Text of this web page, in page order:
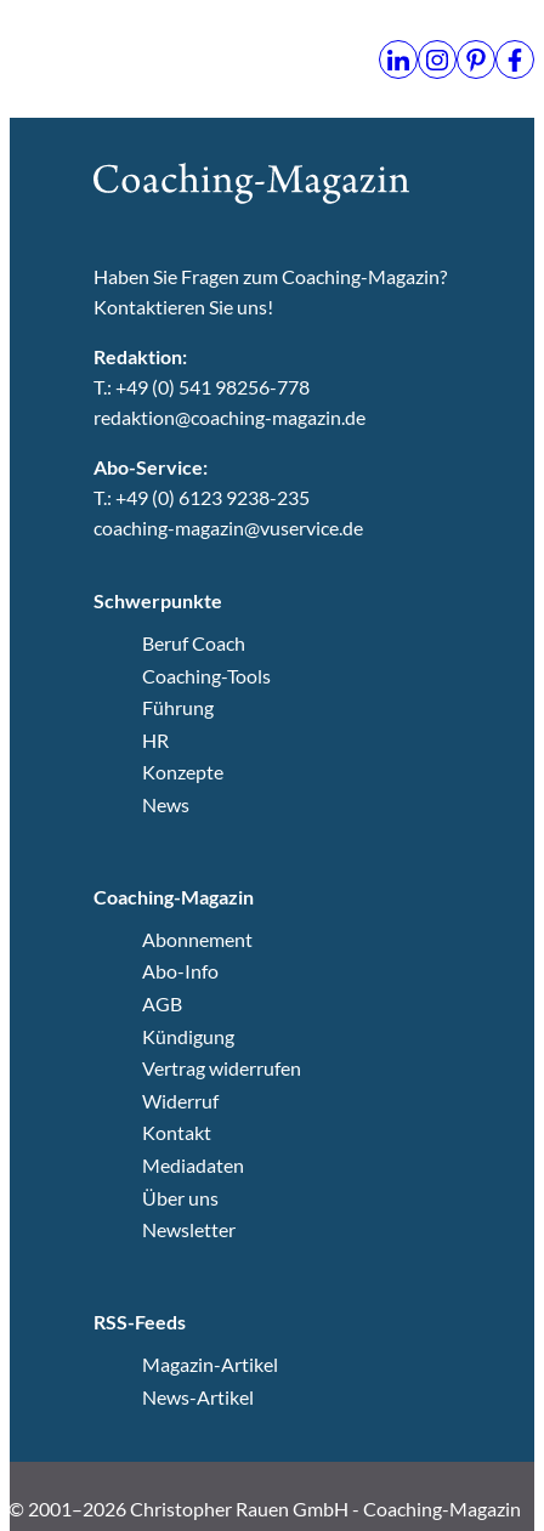
Haben Sie Fragen zum Coaching-Magazin?
Kontaktieren Sie uns!
Redaktion:
T.: +49 (0) 541 98256-778
redaktion@coaching-magazin.de
Abo-Service:
T.: +49 (0) 6123 9238-235
coaching-magazin@vuservice.de
Schwerpunkte
Beruf Coach
Coaching-Tools
Führung
HR
Konzepte
News
Coaching-Magazin
Abonnement
Abo-Info
AGB
Kündigung
Vertrag widerrufen
Widerruf
Kontakt
Mediadaten
Über uns
Newsletter
RSS-Feeds
Magazin-Artikel
News-Artikel
© 2001–2026 Christopher Rauen GmbH - Coaching-Magazin